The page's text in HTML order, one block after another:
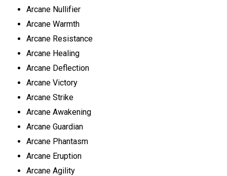
Arcane Nullifier
Arcane Warmth
Arcane Resistance
Arcane Healing
Arcane Deflection
Arcane Victory
Arcane Strike
Arcane Awakening
Arcane Guardian
Arcane Phantasm
Arcane Eruption
Arcane Agility